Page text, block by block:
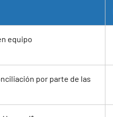
equipo
por parte de las